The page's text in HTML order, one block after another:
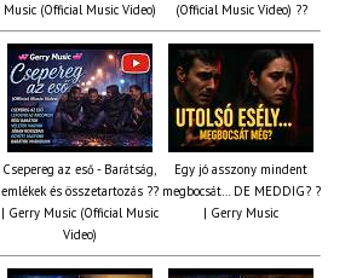
Music (Official Music Video)
(Official Music Video) ??
Csepereg az eső - Barátság,
emlékek és összetartozás ?️?
| Gerry Music (Official Music
Video)
Egy jó asszony mindent
megbocsát… DE MEDDIG? ?
| Gerry Music